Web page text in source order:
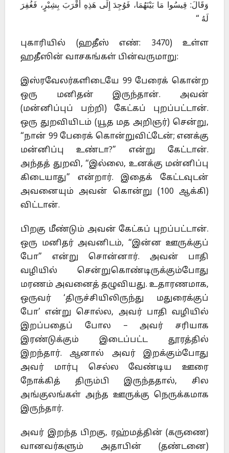
وَقَالَ: قِيسُوا مَا بَيْنَهُمَا، فَوُجِدَ إِلَى هَذِهِ أَقْرَبَ بِشِبْرٍ، فَغُفِرَ
لَهُ “
புகாரியில் (ஹதீஸ் எண்: 3470) உள்ள
ஹதீஸின் வாசகங்கள் பின்வருமாறு:
இஸ்ரவேலர்களிடையே 99 பேரைக் கொன்ற
ஒரு மனிதன் இருந்தான். அவன்
(மன்னிப்புப் பற்றி) கேட்கப் புறப்பட்டான்.
ஒரு துறவியிடம் (யூத மத அறிஞர்) சென்று,
“நான் 99 பேரைக் கொன்றுவிட்டேன்; எனக்கு
மன்னிப்பு உண்டா?” என்று கேட்டான்.
அந்தத் துறவி, “இல்லை, உனக்கு மன்னிப்பு
கிடையாது” என்றார். இதைக் கேட்டவுடன்
அவனையும் அவன் கொன்று (100 ஆக்கி)
விட்டான்.
பிறகு மீண்டும் அவன் கேட்கப் புறப்பட்டான்.
ஒரு மனிதர் அவனிடம், “இன்ன ஊருக்குப்
போ” என்று சொன்னார். அவன் பாதி
வழியில் சென்றுகொண்டிருக்கும்போது
மரணம் அவனைத் தழுவியது. உதாரணமாக,
ஒருவர் ‘திருச்சியிலிருந்து மதுரைக்குப்
போ’ என்று சொல்ல, அவர் பாதி வழியில்
இறப்பதைப் போல – அவர் சரியாக
இரண்டுக்கும் இடைப்பட்ட தூரத்தில்
இறந்தார். ஆனால் அவர் இறக்கும்போது
அவர் மார்பு செல்ல வேண்டிய ஊரை
நோக்கித் திரும்பி இருந்ததால், சில
அங்குலங்கள் அந்த ஊருக்கு நெருக்கமாக
இருந்தார்.
அவர் இறந்த பிறகு, ரஹ்மத்தின் (கருணை)
வானவர்களும் அதாபின் (தண்டனை)